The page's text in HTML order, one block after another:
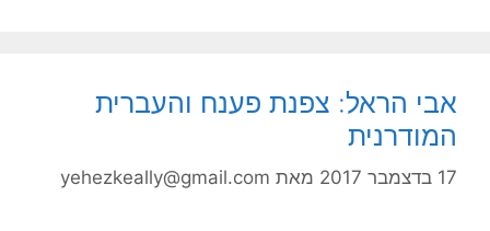
אבי הראל: צפנת פענח והעברית
המודרנית
17 בדצמבר 2017 מאת yehezkeally@gmail.com